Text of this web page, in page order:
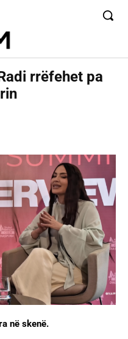
rrëfehet pa
në skenë.